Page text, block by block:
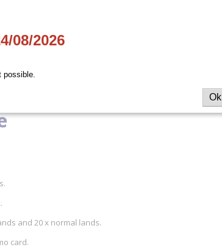
Streets of New Capenna
and 20 x normal lands.
card.
08/2026
possible.
Ok